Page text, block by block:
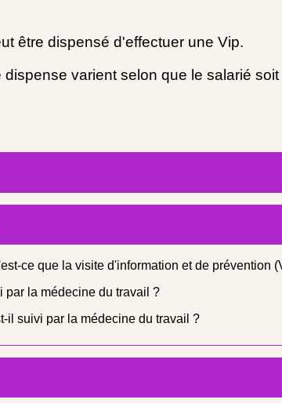
être dispensé d'effectuer une Vip.
varient selon que le salarié
ce que la visite d'information et de prévention
par la médecine du travail ?
il suivi par la médecine du travail ?